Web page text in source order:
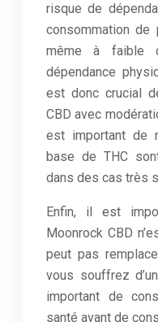
risque de
consommation de
même à faible
dépendance
est donc crucial
CBD avec
est important de
base de THC
dans des cas très
Enfin, il est
Moonrock CBD
peut pas
vous souffrez
important de
santé avant de